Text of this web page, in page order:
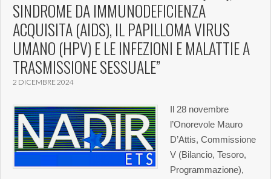
SINDROME DA IMMUNODEFICIENZA
ACQUISITA (AIDS), IL PAPILLOMA VIRUS
UMANO (HPV) E LE INFEZIONI E MALATTIE A
TRASMISSIONE SESSUALE”
2 DICEMBRE 2024
Il 28 novembre
l’Onorevole Mauro
D’Attis, Commissione
V (Bilancio, Tesoro,
Programmazione),